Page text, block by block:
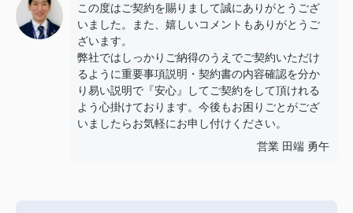
この度はご契約を賜りまして誠にありがとうござ
いました。また、嬉しいコメントもありがとうご
ざいます。
弊社ではしっかりご納得のうえでご契約いただけ
るように重要事項説明・契約書の内容確認を分か
り易い説明で『安心』してご契約をして頂けれる
よう心掛けております。今後もお困りごとがござ
いましたらお気軽にお申し付けください。
営業 田端 勇午